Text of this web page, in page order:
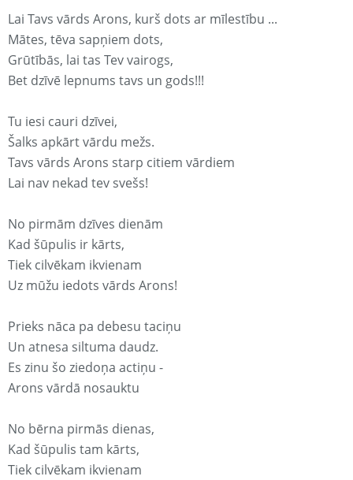
Lai Tavs vārds Arons, kurš dots ar mīlestību ...
Mātes, tēva sapņiem dots,
Grūtībās, lai tas Tev vairogs,
Bet dzīvē lepnums tavs un gods!!!
Tu iesi cauri dzīvei,
Šalks apkārt vārdu mežs.
Tavs vārds Arons starp citiem vārdiem
Lai nav nekad tev svešs!
No pirmām dzīves dienām
Kad šūpulis ir kārts,
Tiek cilvēkam ikvienam
Uz mūžu iedots vārds Arons!
Prieks nāca pa debesu taciņu
Un atnesa siltuma daudz.
Es zinu šo ziedoņa actiņu -
Arons vārdā nosauktu
No bērna pirmās dienas,
Kad šūpulis tam kārts,
Tiek cilvēkam ikvienam